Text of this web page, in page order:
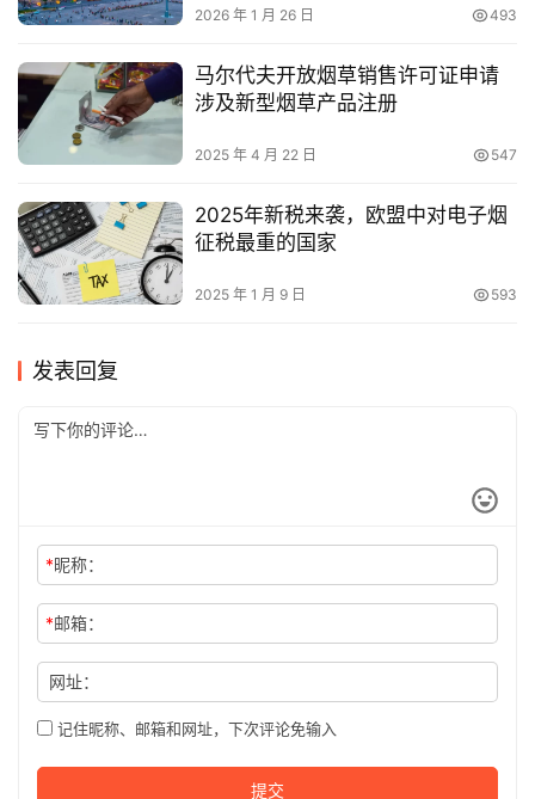
2026 年 1 月 26 日 493
马尔代夫开放烟草销售许可证申请
涉及新型烟草产品注册
2025 年 4 月 22 日 547
2025年新税来袭，欧盟中对电子烟
征税最重的国家
2025 年 1 月 9 日 593
发表回复
*昵称：
*邮箱：
网址：
记住昵称、邮箱和网址，下次评论免输入
提交